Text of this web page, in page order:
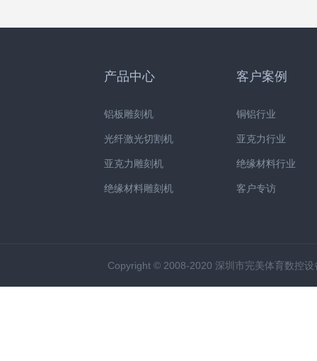
产品中心
铝板雕刻机
光纤激光切割机
亚克力雕刻机
绝缘材料雕刻机
客户案例
铜铝行业
亚克力行业
绝缘材料行业
客户专访
Copyright © 2008-2020 深圳市完美体育数控设